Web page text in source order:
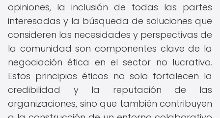
opiniones, la inclusión de todas las partes
interesadas y la búsqueda de soluciones que
consideren las necesidades y perspectivas de
la comunidad son componentes clave de la
negociación ética en el sector no lucrativo.
Estos principios éticos no solo fortalecen la
credibilidad y la reputación de las
organizaciones, sino que también contribuyen